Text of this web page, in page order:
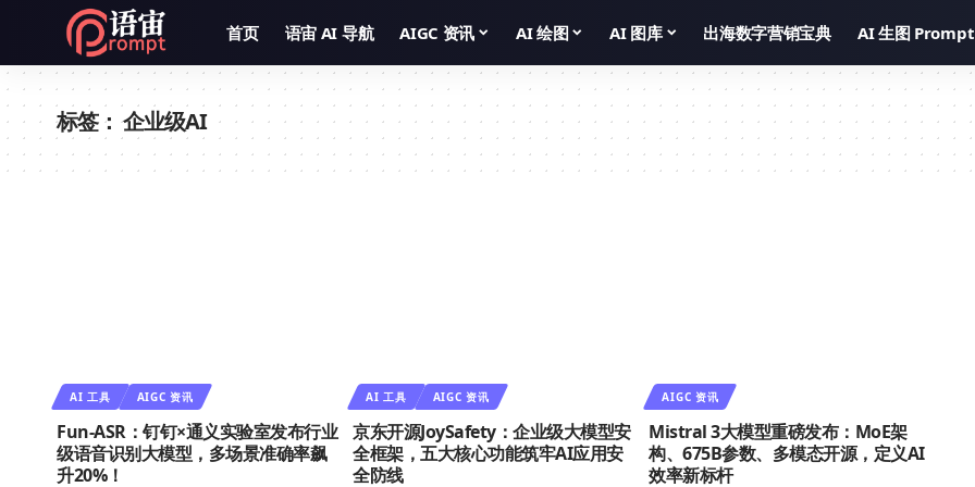
首页 语宙 AI 导航 AIGC 资讯 AI 绘图 AI 图库 出海数字营销宝典 AI 生图 Prompt
标签：企业级AI
AI 工具 AIGC 资讯
Fun-ASR：钉钉×通义实验室发布行业
级语音识别大模型，多场景准确率飙
升20%！
AI 工具 AIGC 资讯
京东开源JoySafety：企业级大模型安
全框架，五大核心功能筑牢AI应用安
全防线
AIGC 资讯
Mistral 3大模型重磅发布：MoE架
构、675B参数、多模态开源，定义AI
效率新标杆